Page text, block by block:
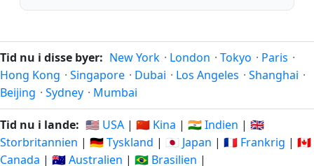
Tid nu i disse byer: New York · London · Tokyo · Paris ·
Hong Kong · Singapore · Dubai · Los Angeles · Shanghai ·
Beijing · Sydney · Mumbai
Tid nu i lande: 🇺🇸 USA | 🇨🇳 Kina | 🇮🇳 Indien | 🇬🇧
Storbritannien | 🇩🇪 Tyskland | 🇯🇵 Japan | 🇫🇷 Frankrig | 🇨🇦
Canada | 🇦🇺 Australien | 🇧🇷 Brasilien |